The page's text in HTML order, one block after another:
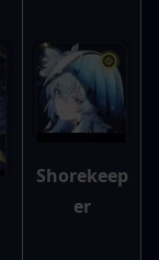
Shorekeep
er